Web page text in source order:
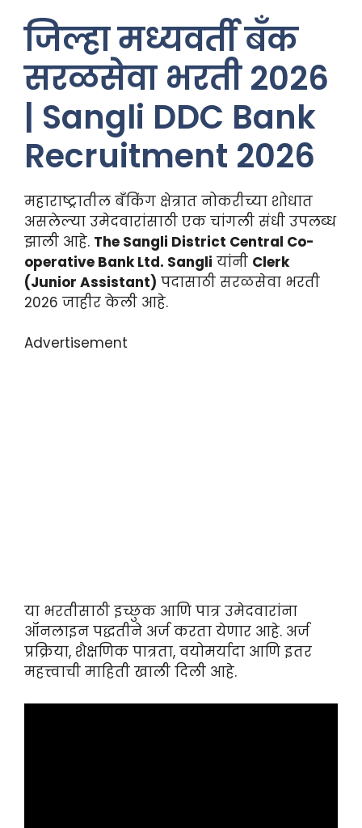
जिल्हा मध्यवर्ती बँक
सरळसेवा भरती 2026
| Sangli DDC Bank
Recruitment 2026
महाराष्ट्रातील बँकिंग क्षेत्रात नोकरीच्या शोधात
असलेल्या उमेदवारांसाठी एक चांगली संधी उपलब्ध
झाली आहे. The Sangli District Central Co-
operative Bank Ltd. Sangli यांनी Clerk
(Junior Assistant) पदासाठी सरळसेवा भरती
2026 जाहीर केली आहे.
Advertisement
या भरतीसाठी इच्छुक आणि पात्र उमेदवारांना
ऑनलाइन पद्धतीने अर्ज करता येणार आहे. अर्ज
प्रक्रिया, शैक्षणिक पात्रता, वयोमर्यादा आणि इतर
महत्त्वाची माहिती खाली दिली आहे.